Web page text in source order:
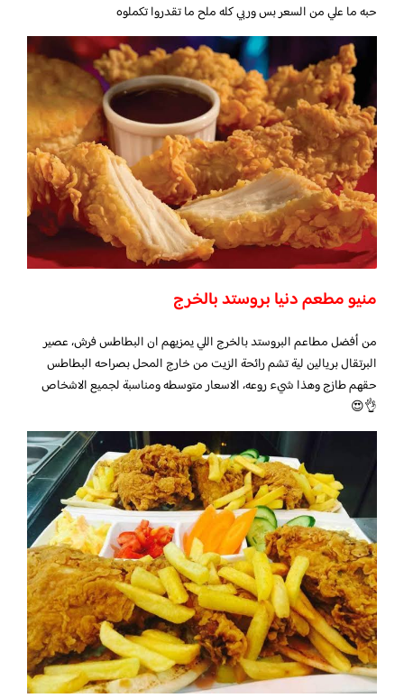
حبه ما علي من السعر بس وربي كله ملح ما تقدروا تكملوه
منيو مطعم دنيا بروستد بالخرج
من أفضل مطاعم البروستد بالخرج اللي يمزيهم ان البطاطس فرش، عصير
البرتقال بريالين لية تشم رائحة الزيت من خارج المحل بصراحه البطاطس
حقهم طازج وهذا شيء روعه، الاسعار متوسطه ومناسبة لجميع الاشخاص
👌😍